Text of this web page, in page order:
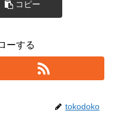
コピー
ーする
tokodoko